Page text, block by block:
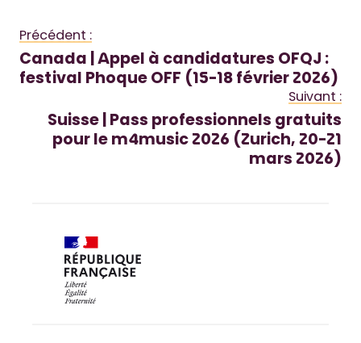
Précédent :
Canada | Appel à candidatures OFQJ :
festival Phoque OFF (15-18 février 2026)
Suivant :
Suisse | Pass professionnels gratuits
pour le m4music 2026 (Zurich, 20-21
mars 2026)